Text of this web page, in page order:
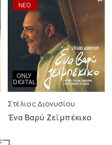
ΝΕΟ
ONLY
DIGITAL
Στέλιος Διονυσίου
Ένα Βαρύ Ζεϊμπέκικο